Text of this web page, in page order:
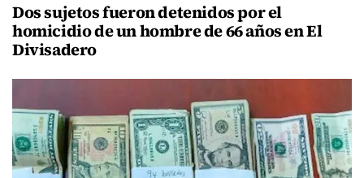
Dos sujetos fueron detenidos por el
homicidio de un hombre de 66 años en El
Divisadero